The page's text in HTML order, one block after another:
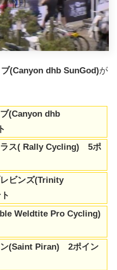
(Canyon dhb SunGod)が
(Canyon dhb
ス( Rally Cycling) 5ポ
ビンズ(Trinity
Weldtite Pro Cycling)
(Saint Piran) 2ポイン